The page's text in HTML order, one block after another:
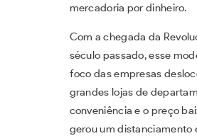
mercadoria por dinheiro.
Com a chegada da
século passado, esse
foco das empresas
grandes lojas de
conveniência e o preço
gerou um distanciamento